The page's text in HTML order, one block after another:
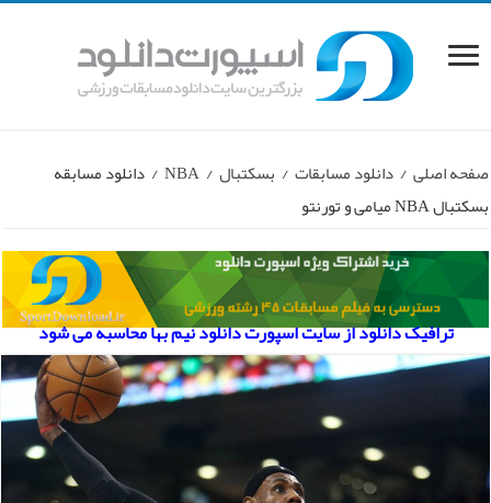
صفحه اصلی / دانلود مسابقات / بسکتبال /
NBA
/ دانلود مسابقه
بسکتبال NBA میامی و تورنتو
ترافیک دانلود از سایت اسپورت دانلود نیم بها محاسبه می شود